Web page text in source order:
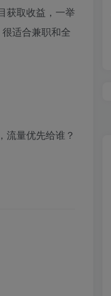
获取收益，一举
适合兼职和全
流量优先给谁？